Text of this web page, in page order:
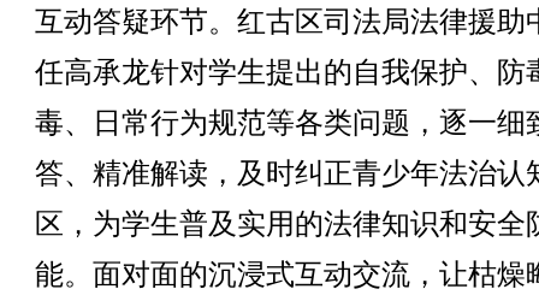
互动答疑环节。红古区司法局法律援助
任高承龙针对学生提出的自我保护、防
毒、日常行为规范等各类问题，逐一细
答、精准解读，及时纠正青少年法治认
区，为学生普及实用的法律知识和安全
能。面对面的沉浸式互动交流，让枯燥